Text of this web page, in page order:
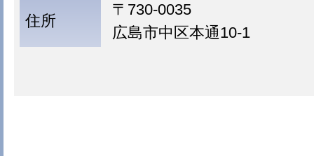
住所
〒730-0035
広島市中区本通10-1